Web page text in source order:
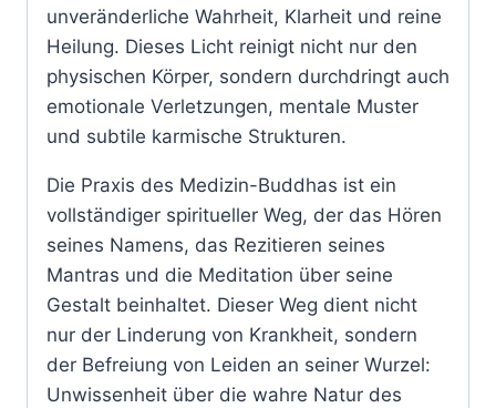
unveränderliche Wahrheit, Klarheit und reine
Heilung. Dieses Licht reinigt nicht nur den
physischen Körper, sondern durchdringt auch
emotionale Verletzungen, mentale Muster
und subtile karmische Strukturen.
Die Praxis des Medizin-Buddhas ist ein
vollständiger spiritueller Weg, der das Hören
seines Namens, das Rezitieren seines
Mantras und die Meditation über seine
Gestalt beinhaltet. Dieser Weg dient nicht
nur der Linderung von Krankheit, sondern
der Befreiung von Leiden an seiner Wurzel:
Unwissenheit über die wahre Natur des